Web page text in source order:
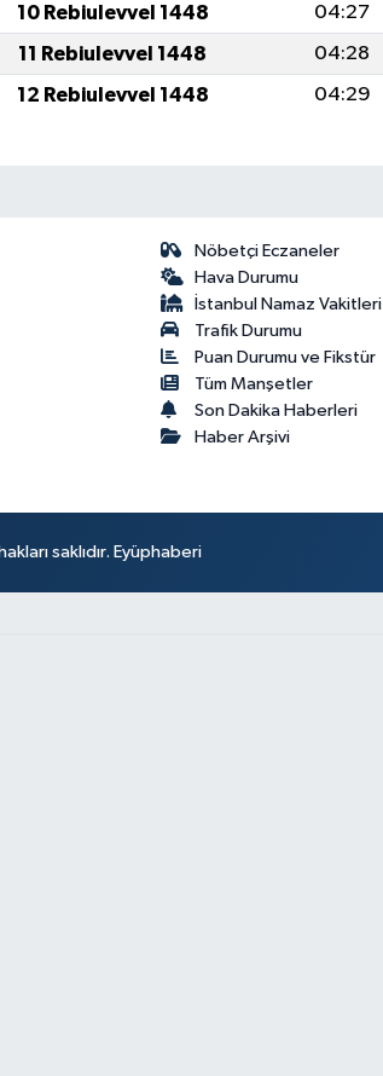
10 Rebiulevvel 1448 04:27
11 Rebiulevvel 1448 04:28
12 Rebiulevvel 1448 04:29
Nöbetçi Eczaneler
Hava Durumu
İstanbul Namaz Vakitleri
Trafik Durumu
Puan Durumu ve Fikstür
Tüm Manşetler
Son Dakika Haberleri
Haber Arşivi
saklıdır. Eyüphaberi